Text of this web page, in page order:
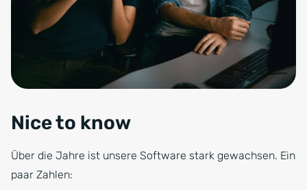
Nice to know
Über die Jahre ist unsere Software stark gewachsen. Ein
paar Zahlen: